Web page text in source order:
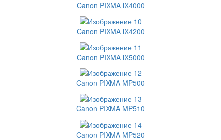
Canon PIXMA iX4000
Canon PIXMA iX4200
Canon PIXMA iX5000
Canon PIXMA MP500
Canon PIXMA MP510
Canon PIXMA MP520